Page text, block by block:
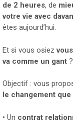
de 2 heures, de
votre vie avec
êtes aujourd’hui.
Et si vous osiez
va comme un gant ?
Objectif : vous
le changement
• Un contrat